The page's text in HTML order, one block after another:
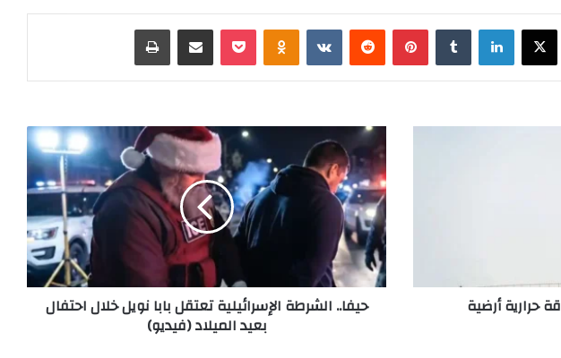
‫X لينكدإن ‏Tumblr بينتيريست ‏Reddit
‏VKontakte
Odnoklassniki
‫Pocket مشاركة عبر البريد طباعة
حرارية أرضية
ي
ف
ا
.
ا
ل
ش
حيفا.. الشرطة الإسرائيلية تعتقل بابا نويل خلال احتفال
بعيد الميلاد (فيديو)